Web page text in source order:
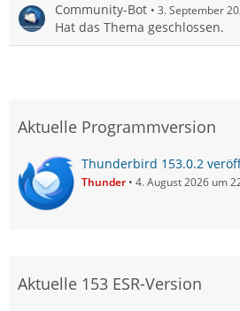
Community-Bot 3. September
Hat das Thema geschlossen.
Aktuelle Programmversion
Thunderbird 153.0.2
Thunder 4. August 2026 um
Aktuelle 153 ESR-Version